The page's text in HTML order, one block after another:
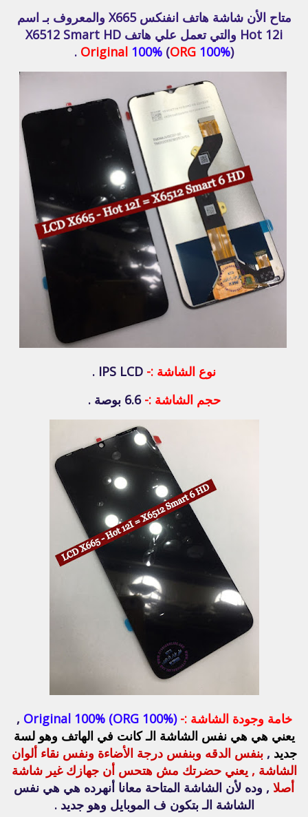
متاح الأن شاشة هاتف انفنكس X665 والمعروف بـ اسم
Hot 12i والتي تعمل علي هاتف X6512 Smart HD
Original 100% (ORG 100%) .
نوع الشاشة :-
حجم الشاشة :- 6.6 بوصة .
خامة وجودة الشاشة :- Original 100% (ORG 100%)
,
يعني هي هي نفس الشاشة الـ كانت في الهاتف وهو لسة
جديد , بنفس الدقه وبنفس درجة الأضاءة ونفس نقاء ألوان
الشاشة , يعني حضرتك مش هتحس أن جهازك غير شاشة
أصلا , وده لأن الشاشة المتاحة معانا أنهرده هي هي نفس
الشاشة الـ بتكون ف الموبايل وهو جديد .